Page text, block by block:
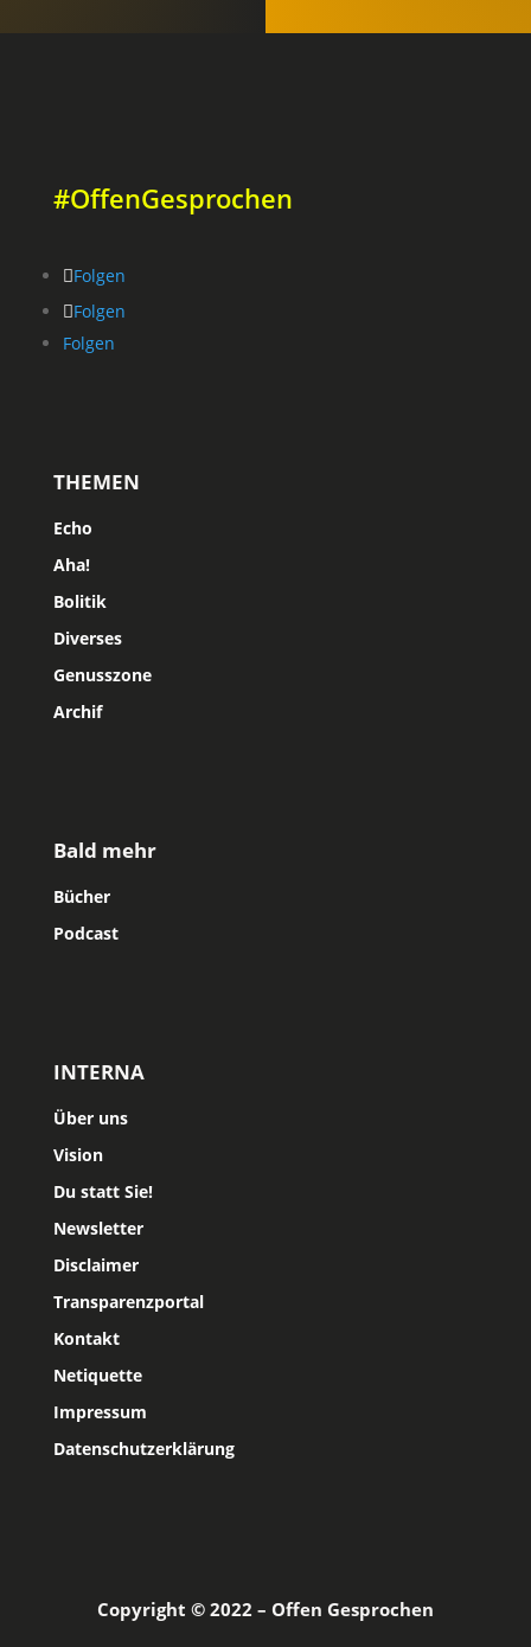
#OffenGesprochen
Folgen
Folgen
Folgen
THEMEN
Echo
Aha!
Bolitik
Diverses
Genusszone
Archif
Bald mehr
Bücher
Podcast
INTERNA
Über uns
Vision
Du statt Sie!
Newsletter
Disclaimer
Transparenzportal
Kontakt
Netiquette
Impressum
Datenschutzerklärung
Copyright © 2022 – Offen Gesprochen